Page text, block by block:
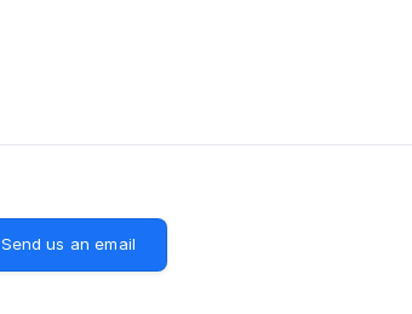
Send us an email